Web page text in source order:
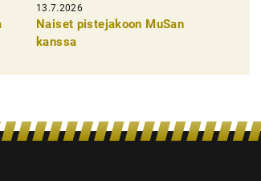
13.7.2026
Naiset pistejakoon MuSan
kanssa